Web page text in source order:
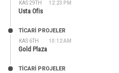
KAS 29TH 12:23 PM
Usta Ofis
KAS 6TH 10:12 AM
TİCARİ PROJELER
Gold Plaza
TİCARİ PROJELER